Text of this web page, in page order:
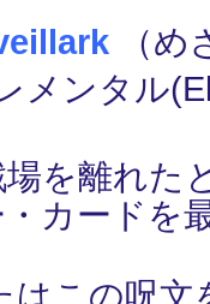
（
メンタル
を離れた
カードを
はこの呪